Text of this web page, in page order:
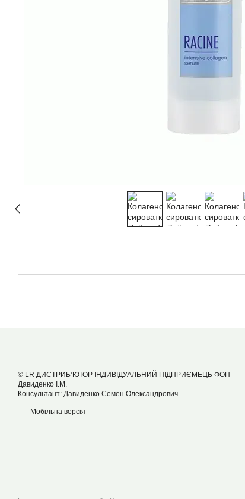
© LR ДИСТРИБ’ЮТОР ІНДИВІДУАЛЬНИЙ ПІДПРИЄМЕЦЬ ФОП
Давиденко І.М.
Консультант: Давиденко Семен Олександрович
Мобільна версія